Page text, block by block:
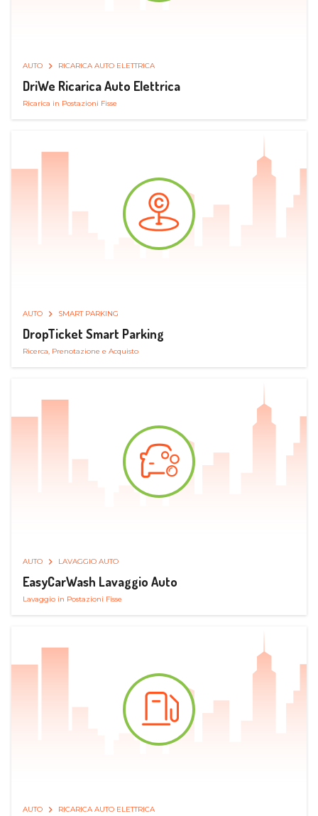
AUTO RICARICA AUTO ELETTRICA
DriWe Ricarica Auto Elettrica
Ricarica in Postazioni Fisse
AUTO SMART PARKING
DropTicket Smart Parking
Ricerca, Prenotazione e Acquisto
AUTO LAVAGGIO AUTO
EasyCarWash Lavaggio Auto
Lavaggio in Postazioni Fisse
AUTO RICARICA AUTO ELETTRICA